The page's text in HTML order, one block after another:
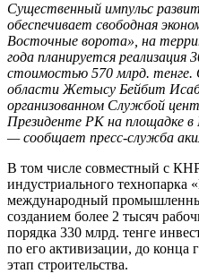
Существенный импульс
обеспечивает свободная
Восточные ворота», на
года планируется
стоимостью 570 млрд. тенге.
области Жетысу Бейбит
организованном Службой
Президенте РК на площадке в
— сообщает пресс-служба
В том числе совместный с
индустриального технопарка
международный
созданием более 2 тысяч
порядка 330 млрд. тенге
по его активизации, до конца
этап строительства.